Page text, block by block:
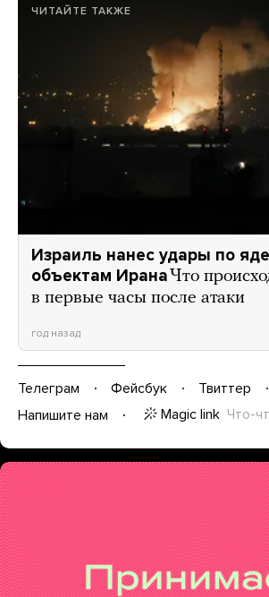
ЧИТАЙТЕ ТАКЖЕ
Израиль нанес удары по
объектам Ирана Что
в первые часы после атаки
год назад
Телеграм Фейсбук Твиттер
Напишите нам
Magic link Что-